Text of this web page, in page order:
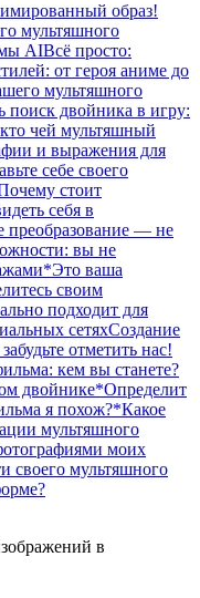
образ!
мультяшного
AIВсё просто:
от героя аниме до
мультяшного
поиск двойника в игру:
чей мультяшный
и выражения для
себе своего
стоит
себя в
преобразование — не
вы не
*Это ваша
своим
подходит для
сетяхСоздание
отметить нас!
кем вы станете?
двойнике*Определит
я похож?*Какое
мультяшного
моих
своего мультяшного
в